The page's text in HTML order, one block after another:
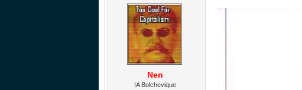
Nen
IA Bolchevique